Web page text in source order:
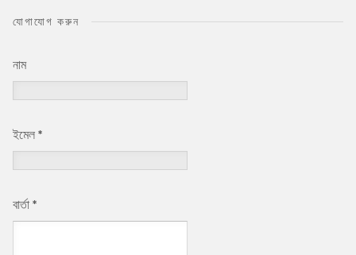
যোগাযোগ করুন
নাম
ইমেল*
বার্তা*